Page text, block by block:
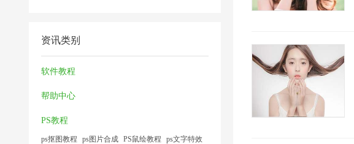
资讯类别
软件教程
帮助中心
PS教程
ps抠图教程 ps图片合成 PS鼠绘教程 ps文字特效